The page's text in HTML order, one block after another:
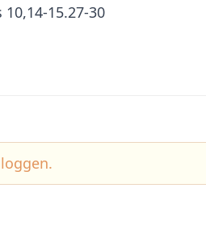
10,14-15.27-30
.